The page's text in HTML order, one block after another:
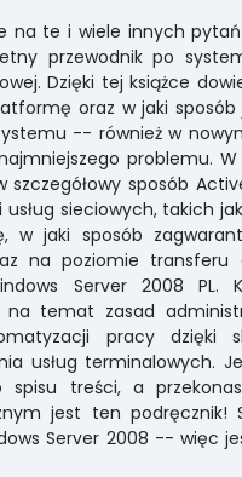
na te i wiele innych
przewodnik po
Dzięki tej książce
oraz w jaki
-- również w
problemu.
szczegółowy sposób
sieciowych, takich jak
w jaki sposób
na poziomie
Server 2008 PL.
temat zasad
pracy dzięki
usług terminalowych.
spisu treści, a
jest ten podręcznik!
Server 2008 -- więc